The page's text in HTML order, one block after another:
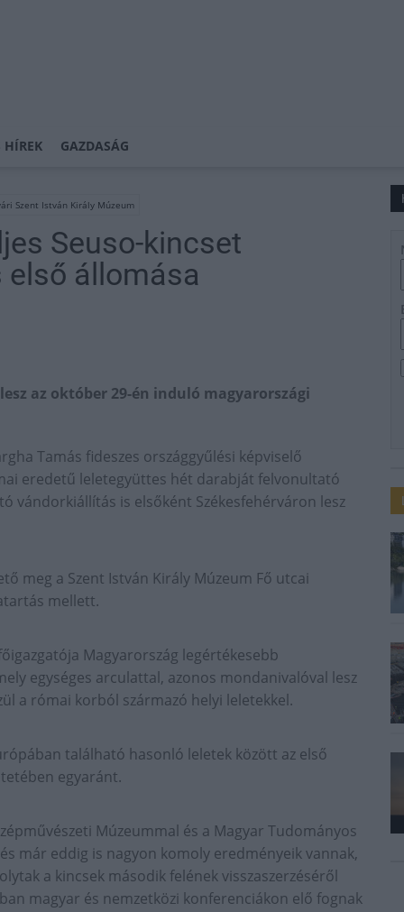
HÍREK GAZDASÁG
Szent István Király Múzeum
Seuso-kincset
állomása
az október 29-én induló magyarországi
Tamás fideszes országgyűlési képviselő
eredetű leletegyüttes hét darabját felvonultató
vándorkiállítás is elsőként Székesfehérváron lesz
meg a Szent István Király Múzeum Fő utcai
mellett.
Magyarország legértékesebb
egységes arculattal, azonos mondanivalóval lesz
a római korból származó helyi leletekkel.
található hasonló leletek között az első
egyaránt.
Múzeummal és a Magyar Tudományos
már eddig is nagyon komoly eredményeik vannak,
a kincsek második felének visszaszerzéséről
magyar és nemzetközi konferenciákon elő fognak